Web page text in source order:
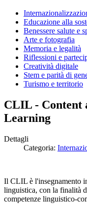
Educazione alla
Benessere salute e
Arte e fotografia
Memoria e legalità
Riflessioni e
Creatività digitale
Stem e parità di
Turismo e territorio
CLIL - Content
Learning
Dettagli
Categoria:
Il CLIL è l'insegnamento
linguistica, con la finalità
competenze linguistico-